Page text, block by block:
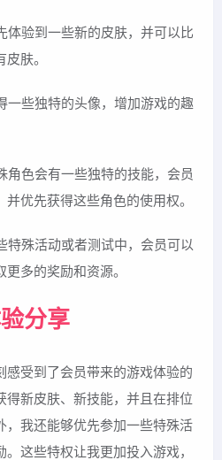
体验到一些新的皮肤，并可以比
肤。
一些独特的头像，增加游戏的趣
角色会有一些独特的技能，会员
优先获得这些角色的使用权。
特殊活动或者测试中，会员可以
多的奖励和资源。
分享
感受到了会员带来的游戏体验的
得新皮肤、新技能，并且在排位
，我还能够优先参加一些特殊活
这些特权让我更加投入游戏，